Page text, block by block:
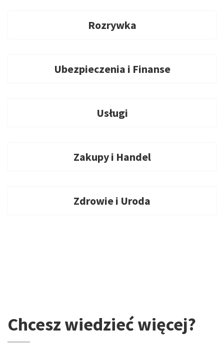
Rozrywka
Ubezpieczenia i Finanse
Usługi
Zakupy i Handel
Zdrowie i Uroda
Chcesz wiedzieć więcej?